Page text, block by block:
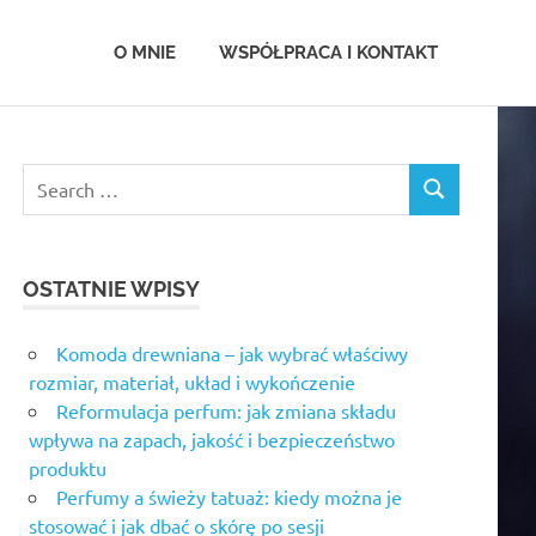
O MNIE WSPÓŁPRACA I KONTAKT
OSTATNIE WPISY
Komoda drewniana – jak wybrać właściwy
rozmiar, materiał, układ i wykończenie
Reformulacja perfum: jak zmiana składu
wpływa na zapach, jakość i bezpieczeństwo
produktu
Perfumy a świeży tatuaż: kiedy można je
stosować i jak dbać o skórę po sesji